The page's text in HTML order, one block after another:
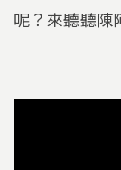
呢？來聽聽陳